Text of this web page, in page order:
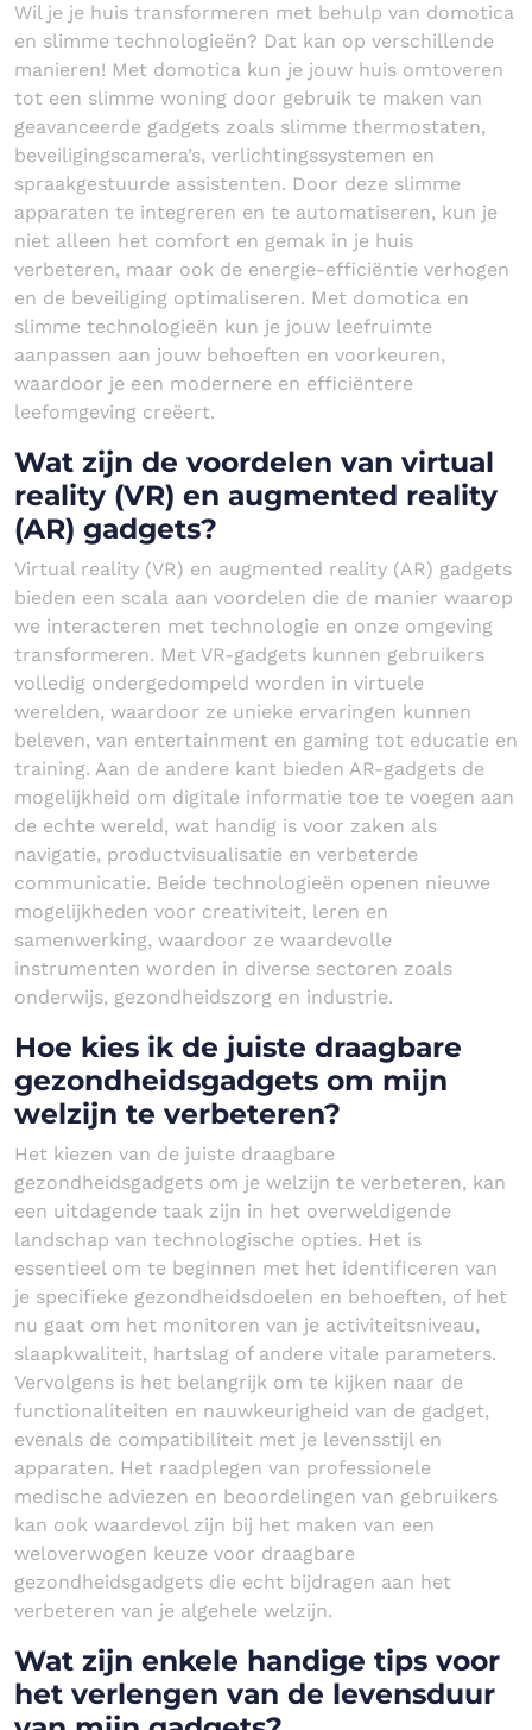
Wil je je huis transformeren met behulp van domotica
en slimme technologieën? Dat kan op verschillende
manieren! Met domotica kun je jouw huis omtoveren
tot een slimme woning door gebruik te maken van
geavanceerde gadgets zoals slimme thermostaten,
beveiligingscamera’s, verlichtingssystemen en
spraakgestuurde assistenten. Door deze slimme
apparaten te integreren en te automatiseren, kun je
niet alleen het comfort en gemak in je huis
verbeteren, maar ook de energie-efficiëntie verhogen
en de beveiliging optimaliseren. Met domotica en
slimme technologieën kun je jouw leefruimte
aanpassen aan jouw behoeften en voorkeuren,
waardoor je een modernere en efficiëntere
leefomgeving creëert.
Wat zijn de voordelen van virtual
reality (VR) en augmented reality
(AR) gadgets?
Virtual reality (VR) en augmented reality (AR) gadgets
bieden een scala aan voordelen die de manier waarop
we interacteren met technologie en onze omgeving
transformeren. Met VR-gadgets kunnen gebruikers
volledig ondergedompeld worden in virtuele
werelden, waardoor ze unieke ervaringen kunnen
beleven, van entertainment en gaming tot educatie en
training. Aan de andere kant bieden AR-gadgets de
mogelijkheid om digitale informatie toe te voegen aan
de echte wereld, wat handig is voor zaken als
navigatie, productvisualisatie en verbeterde
communicatie. Beide technologieën openen nieuwe
mogelijkheden voor creativiteit, leren en
samenwerking, waardoor ze waardevolle
instrumenten worden in diverse sectoren zoals
onderwijs, gezondheidszorg en industrie.
Hoe kies ik de juiste draagbare
gezondheidsgadgets om mijn
welzijn te verbeteren?
Het kiezen van de juiste draagbare
gezondheidsgadgets om je welzijn te verbeteren, kan
een uitdagende taak zijn in het overweldigende
landschap van technologische opties. Het is
essentieel om te beginnen met het identificeren van
je specifieke gezondheidsdoelen en behoeften, of het
nu gaat om het monitoren van je activiteitsniveau,
slaapkwaliteit, hartslag of andere vitale parameters.
Vervolgens is het belangrijk om te kijken naar de
functionaliteiten en nauwkeurigheid van de gadget,
evenals de compatibiliteit met je levensstijl en
apparaten. Het raadplegen van professionele
medische adviezen en beoordelingen van gebruikers
kan ook waardevol zijn bij het maken van een
weloverwogen keuze voor draagbare
gezondheidsgadgets die echt bijdragen aan het
verbeteren van je algehele welzijn.
Wat zijn enkele handige tips voor
het verlengen van de levensduur